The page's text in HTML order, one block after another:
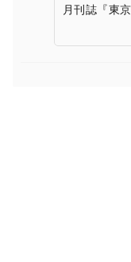
月刊誌『東